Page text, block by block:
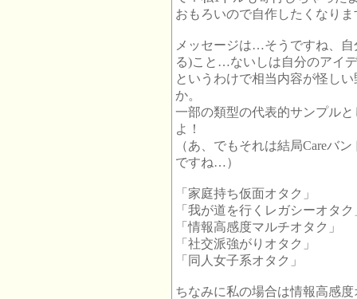
おもろいので自作したくなりま
メッセージは…そうですね、
る)こと…ないしは自分のアイ
というわけで相当内容が怪し
か。
一部の類型の代表的サンプル
よ！
（あ、でもそれは結局Careバ
ですね…）
「家庭持ち仮面オタク」
「我が道を行くレガシーオタク
「情報高感度マルチオタク」
「社交派強がりオタク」
「同人女子系オタク」
ちなみに私の場合は情報高感